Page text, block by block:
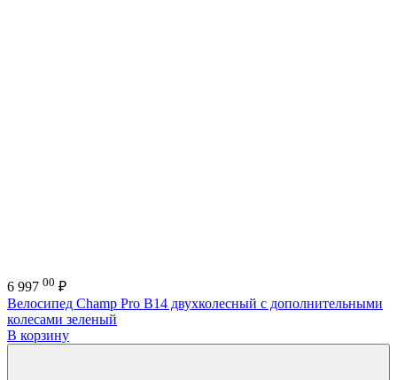
6 997 00 ₽
Велосипед Champ Pro B14 двухколесный с дополнительными
колесами зеленый
В корзину